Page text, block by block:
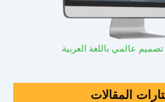
عالمي باللغة العربية
المقالات